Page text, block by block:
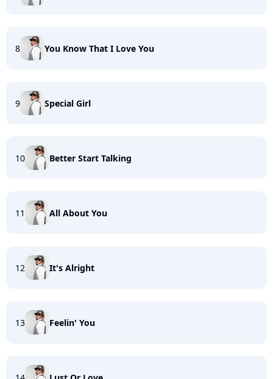
8 You Know That I Love You
9 Special Girl
10 Better Start Talking
11 All About You
12 It's Alright
13 Feelin' You